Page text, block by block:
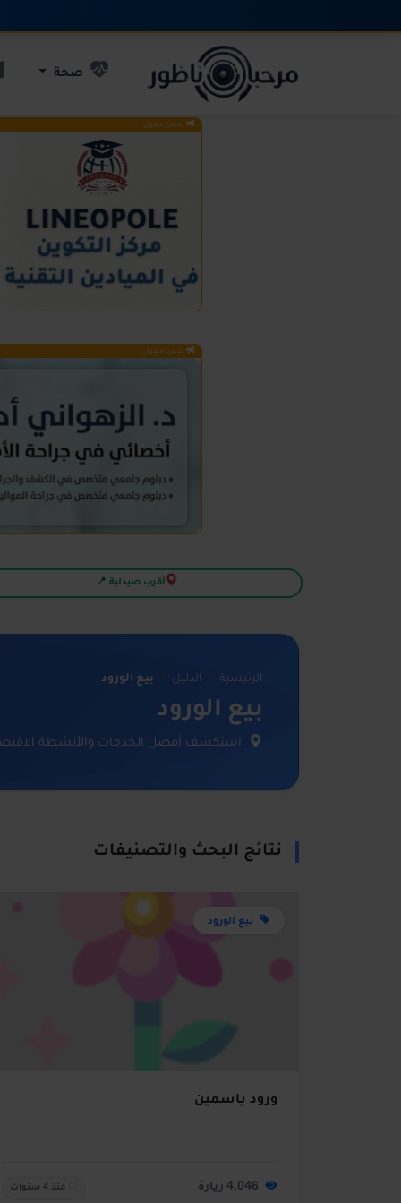
صحة
إعلان ممول
إعلان ممول
أقرب صيدلية 📍
الرئيسية الدليل بيع الورود
بيع الورود
استكشف أفضل الخدمات والأنشطة
نتائج البحث والتصنيفات
بيع الورود
ورود ياسمين
منذ 4 سنوات